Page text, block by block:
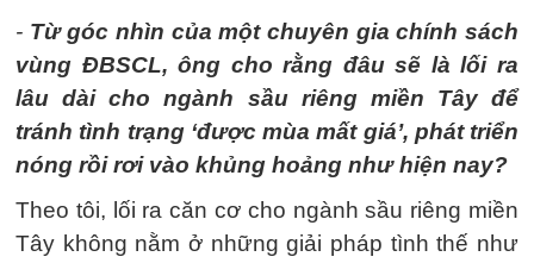
- Từ góc nhìn của một chuyên gia chính sách
vùng ĐBSCL, ông cho rằng đâu sẽ là lối ra
lâu dài cho ngành sầu riêng miền Tây để
tránh tình trạng ‘được mùa mất giá’, phát triển
nóng rồi rơi vào khủng hoảng như hiện nay?
Theo tôi, lối ra căn cơ cho ngành sầu riêng miền
Tây không nằm ở những giải pháp tình thế như